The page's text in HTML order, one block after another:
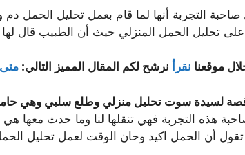
صاحبة التجربة أنها لما قام بعمل تحليل الحمل
على تحليل الحمل المنزلي حيث أن الطبيب قال
موقعنا نقرأ نرشح لكم المقال المميز التالي:
لسيدة سوت تحليل منزلي وطلع سلبي وهي
هذه التجربة فهي تنقلها لنا وما حدث معها
تقول أن الحمل اكيد وحان الوقت لعمل تحليل